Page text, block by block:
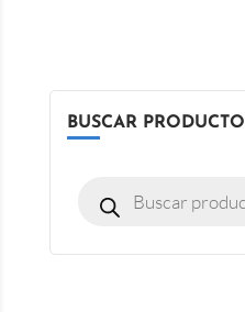
BUSCAR PRODUCTO